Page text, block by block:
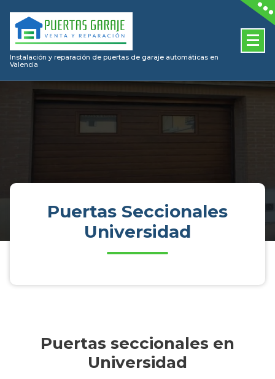
content
Instalación y reparación de puertas de garaje automáticas en
Valencia
Puertas Seccionales
Universidad
Puertas seccionales en
Universidad